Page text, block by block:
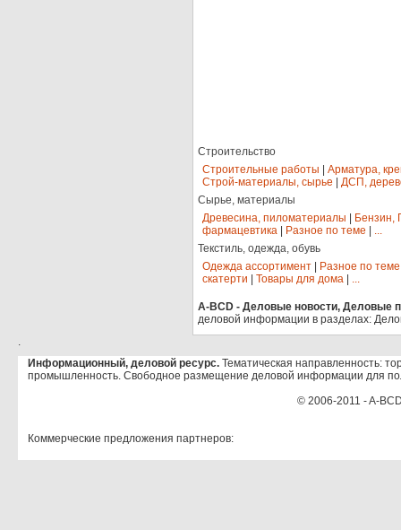
Строительство
Строительные работы
Арматура,
Строй-материалы, сырье
ДСП,
Сырье, материалы
Древесина, пиломатериалы
Бензин,
фармацевтика
Разное по теме
...
Текстиль, одежда, обувь
Одежда ассортимент
Разное по теме
скатерти
Товары для дома ...
A-BCD - Деловые новости, Деловые
деловой информации в разделах:
.
Информационный, деловой ресурс. Тематическая направленность:
промышленность. Свободное размещение деловой информации для
© 2006-2011 - A-
Коммерческие предложения партнеров: